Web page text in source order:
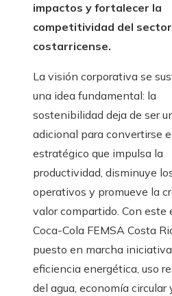
impactos y fortalecer la
competitividad del
costarricense.
La visión corporativa se
una idea fundamental: la
sostenibilidad deja de ser
adicional para convertirse
estratégico que impulsa la
productividad, disminuye
operativos y promueve la
valor compartido. Con este
Coca-Cola FEMSA Costa
puesto en marcha
eficiencia energética, uso
del agua, economía circular